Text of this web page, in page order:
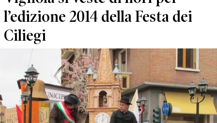
l’edizione 2014 della Festa dei
Ciliegi